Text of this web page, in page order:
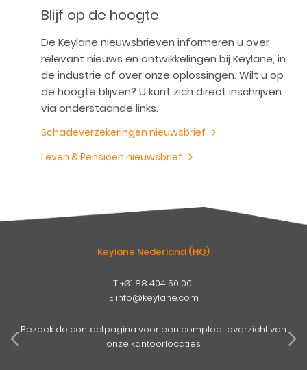
Blijf op de hoogte
De Keylane nieuwsbrieven informeren u over
relevant nieuws en ontwikkelingen bij Keylane, in
de industrie of over onze oplossingen. Wilt u op
de hoogte blijven? U kunt zich direct inschrijven
via onderstaande links.
Schadeverzekeringen nieuwsbrief
Leven & Pensioen nieuwsbrief
Keylane Nederland (HQ)
T+31 88 404 50 00
E info@keylane.com
Bezoek de contactpagina voor een compleet overzicht van
onze kantoorlocaties